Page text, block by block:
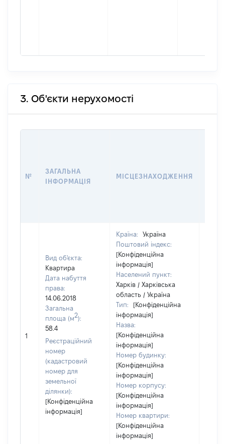
3. Об'єкти нерухомості
№
ЗАГАЛЬНА
ІНФОРМАЦІЯ
МІСЦЕЗНАХОДЖЕННЯ
1
Вид об'єкта:
Квартира
Дата набуття
права:
14.06.2018
Загальна
площа (м2):
58.4
Реєстраційний
номер
(кадастровий
номер для
земельної
ділянки):
[Конфіденційна
інформація]
Країна:
Україна
Поштовий індекс:
[Конфіденційна
інформація]
Населений пункт:
Харків / Харківська
область / Україна
Тип:
[Конфіденційна
інформація]
Назва:
[Конфіденційна
інформація]
Номер будинку:
[Конфіденційна
інформація]
Номер корпусу:
[Конфіденційна
інформація]
Номер квартири:
[Конфіденційна
інформація]